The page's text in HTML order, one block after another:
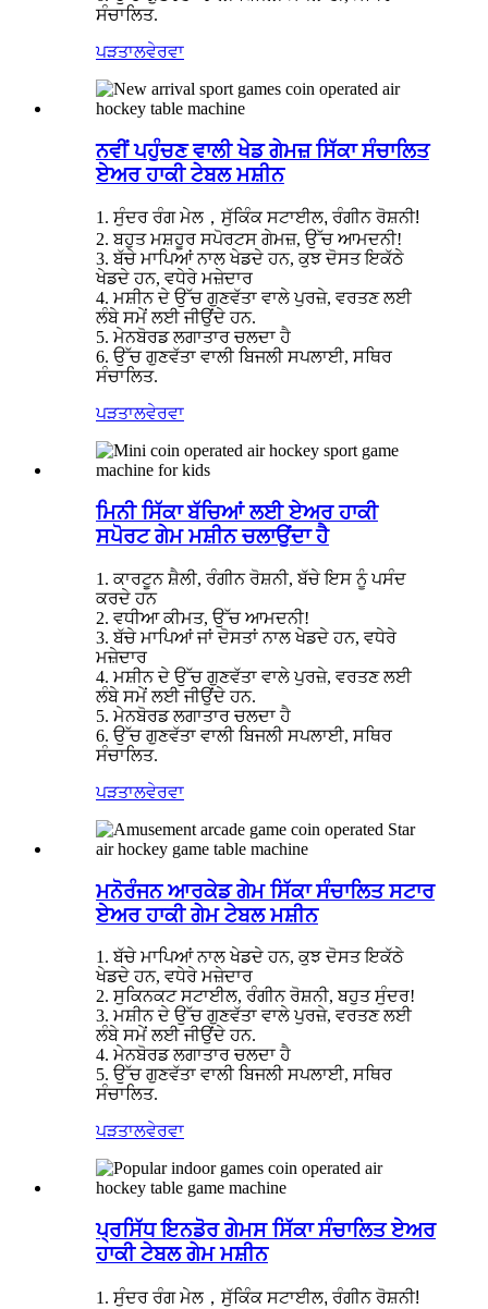
ਸੰਚਾਲਿਤ.
ਪੜਤਾਲਵੇਰਵਾ
ਨਵੀਂ ਪਹੁੰਚਣ ਵਾਲੀ ਖੇਡ ਗੇਮਜ਼ ਸਿੱਕਾ ਸੰਚਾਲਿਤ
ਏਅਰ ਹਾਕੀ ਟੇਬਲ ਮਸ਼ੀਨ
1. ਸੁੰਦਰ ਰੰਗ ਮੇਲ ， ਸੁੱਕਿੰਕ ਸਟਾਈਲ, ਰੰਗੀਨ ਰੋਸ਼ਨੀ!
2. ਬਹੁਤ ਮਸ਼ਹੂਰ ਸਪੋਰਟਸ ਗੇਮਜ਼, ਉੱਚ ਆਮਦਨੀ!
3. ਬੱਚੇ ਮਾਪਿਆਂ ਨਾਲ ਖੇਡਦੇ ਹਨ, ਕੁਝ ਦੋਸਤ ਇਕੱਠੇ
ਖੇਡਦੇ ਹਨ, ਵਧੇਰੇ ਮਜ਼ੇਦਾਰ
4. ਮਸ਼ੀਨ ਦੇ ਉੱਚ ਗੁਣਵੱਤਾ ਵਾਲੇ ਪੁਰਜ਼ੇ, ਵਰਤਣ ਲਈ
ਲੰਬੇ ਸਮੇਂ ਲਈ ਜੀਉਂਦੇ ਹਨ.
5. ਮੇਨਬੋਰਡ ਲਗਾਤਾਰ ਚਲਦਾ ਹੈ
6. ਉੱਚ ਗੁਣਵੱਤਾ ਵਾਲੀ ਬਿਜਲੀ ਸਪਲਾਈ, ਸਥਿਰ
ਸੰਚਾਲਿਤ.
ਪੜਤਾਲਵੇਰਵਾ
ਮਿਨੀ ਸਿੱਕਾ ਬੱਚਿਆਂ ਲਈ ਏਅਰ ਹਾਕੀ
ਸਪੋਰਟ ਗੇਮ ਮਸ਼ੀਨ ਚਲਾਉਂਦਾ ਹੈ
1. ਕਾਰਟੂਨ ਸ਼ੈਲੀ, ਰੰਗੀਨ ਰੋਸ਼ਨੀ, ਬੱਚੇ ਇਸ ਨੂੰ ਪਸੰਦ
ਕਰਦੇ ਹਨ
2. ਵਧੀਆ ਕੀਮਤ, ਉੱਚ ਆਮਦਨੀ!
3. ਬੱਚੇ ਮਾਪਿਆਂ ਜਾਂ ਦੋਸਤਾਂ ਨਾਲ ਖੇਡਦੇ ਹਨ, ਵਧੇਰੇ
ਮਜ਼ੇਦਾਰ
4. ਮਸ਼ੀਨ ਦੇ ਉੱਚ ਗੁਣਵੱਤਾ ਵਾਲੇ ਪੁਰਜ਼ੇ, ਵਰਤਣ ਲਈ
ਲੰਬੇ ਸਮੇਂ ਲਈ ਜੀਉਂਦੇ ਹਨ.
5. ਮੇਨਬੋਰਡ ਲਗਾਤਾਰ ਚਲਦਾ ਹੈ
6. ਉੱਚ ਗੁਣਵੱਤਾ ਵਾਲੀ ਬਿਜਲੀ ਸਪਲਾਈ, ਸਥਿਰ
ਸੰਚਾਲਿਤ.
ਪੜਤਾਲਵੇਰਵਾ
ਮਨੋਰੰਜਨ ਆਰਕੇਡ ਗੇਮ ਸਿੱਕਾ ਸੰਚਾਲਿਤ ਸਟਾਰ
ਏਅਰ ਹਾਕੀ ਗੇਮ ਟੇਬਲ ਮਸ਼ੀਨ
1. ਬੱਚੇ ਮਾਪਿਆਂ ਨਾਲ ਖੇਡਦੇ ਹਨ, ਕੁਝ ਦੋਸਤ ਇਕੱਠੇ
ਖੇਡਦੇ ਹਨ, ਵਧੇਰੇ ਮਜ਼ੇਦਾਰ
2. ਸੁਕਿਨਕਟ ਸਟਾਈਲ, ਰੰਗੀਨ ਰੋਸ਼ਨੀ, ਬਹੁਤ ਸੁੰਦਰ!
3. ਮਸ਼ੀਨ ਦੇ ਉੱਚ ਗੁਣਵੱਤਾ ਵਾਲੇ ਪੁਰਜ਼ੇ, ਵਰਤਣ ਲਈ
ਲੰਬੇ ਸਮੇਂ ਲਈ ਜੀਉਂਦੇ ਹਨ.
4. ਮੇਨਬੋਰਡ ਲਗਾਤਾਰ ਚਲਦਾ ਹੈ
5. ਉੱਚ ਗੁਣਵੱਤਾ ਵਾਲੀ ਬਿਜਲੀ ਸਪਲਾਈ, ਸਥਿਰ
ਸੰਚਾਲਿਤ.
ਪੜਤਾਲਵੇਰਵਾ
ਪ੍ਰਸਿੱਧ ਇਨਡੋਰ ਗੇਮਸ ਸਿੱਕਾ ਸੰਚਾਲਿਤ ਏਅਰ
ਹਾਕੀ ਟੇਬਲ ਗੇਮ ਮਸ਼ੀਨ
1. ਸੁੰਦਰ ਰੰਗ ਮੇਲ ， ਸੁੱਕਿੰਕ ਸਟਾਈਲ, ਰੰਗੀਨ ਰੋਸ਼ਨੀ!